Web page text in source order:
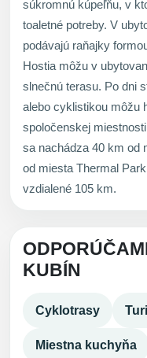
súkromnú kúpeľňu, v
toaletné potreby. V
podávajú raňajky
Hostia môžu v
slnečnú terasu. Po dni
alebo cyklistikou môžu
spoločenskej
sa nachádza 40 km od
od miesta Thermal
vzdialené 105 km.
KUBÍN
Cyklotrasy
Miestna kuchyňa